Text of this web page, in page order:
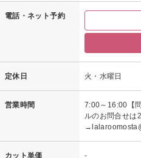
電話・ネット予約
定休日 火・水曜日
営業時間
7:00～16:00【
ルのお問合せは
カット単価 -